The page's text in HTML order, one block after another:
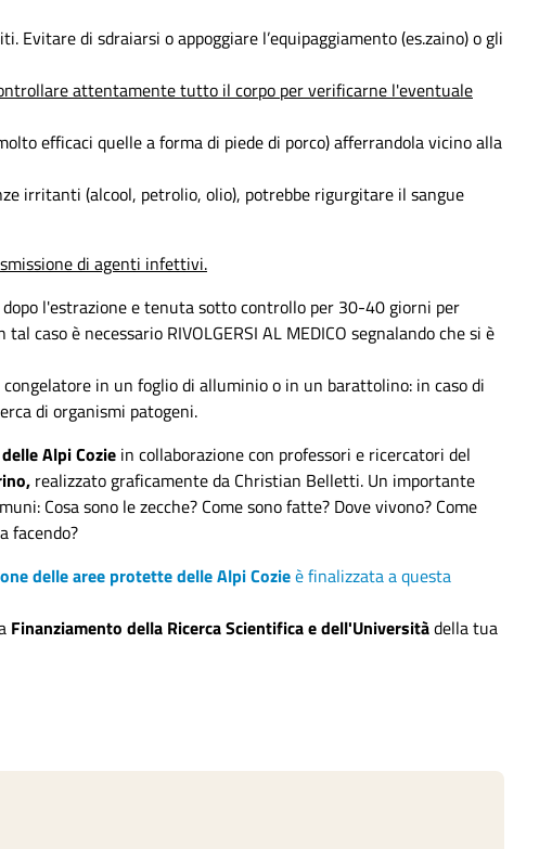
di sdraiarsi o appoggiare l’equipaggiamento (es.zaino) o gli
attentamente tutto il corpo per verificarne l'eventuale
efficaci quelle a forma di piede di porco) afferrandola vicino alla
irritanti (alcool, petrolio, olio), potrebbe rigurgitare il sangue
di agenti infettivi.
l'estrazione e tenuta sotto controllo per 30-40 giorni per
caso è necessario RIVOLGERSI AL MEDICO segnalando che si è
in un foglio di alluminio o in un barattolino: in caso di
di organismi patogeni.
Alpi Coziein collaborazione con professori e ricercatori del
realizzato graficamente da Christian Belletti. Un importante
Cosa sono le zecche? Come sono fatte? Dove vivono? Come
facendo?
delle aree protette delle Alpi Cozieè finalizzata a questa
Finanziamento della Ricerca Scientifica e dell'Universitàdella tua